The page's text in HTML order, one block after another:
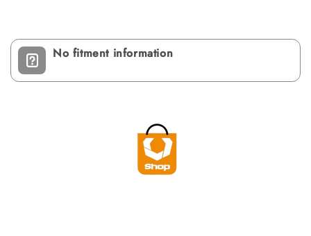
No fitment information